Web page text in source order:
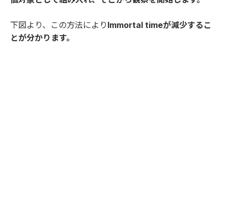
下図より、この方法により Immortal timeが減少するこ
とが分かります。